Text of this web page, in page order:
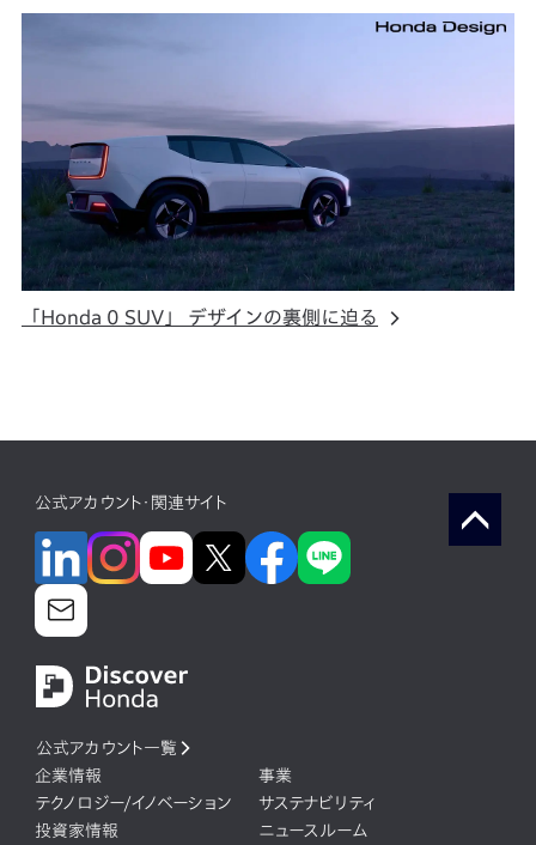
「Honda 0 SUV」 デザインの裏側に迫る
公式アカウント・関連サイト
公式アカウント一覧
企業情報
事業
テクノロジー/イノベーション
サステナビリティ
投資家情報
ニュースルーム